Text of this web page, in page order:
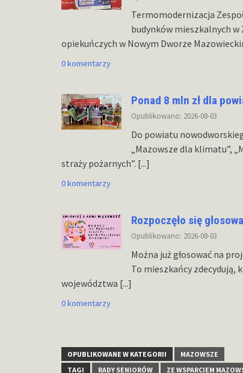
Termomodernizacja
budynków mieszkalnych w
opiekuńczych w Nowym Dworze
0 komentarzy
Ponad 8 mln zł dla
Opublikowano: 2026-08-03
Do powiatu
„Mazowsze dla klimatu”,
straży pożarnych”. [...]
0 komentarzy
Rozpoczęło się
Opublikowano: 2026-08-03
Można już głosować na
To mieszkańcy zdecydują,
województwa [...]
0 komentarzy
OPUBLIKOWANE W KATEGORII
MAZOWSZE
TAGI
RADY SENIORÓW ZE WSPARCIEM